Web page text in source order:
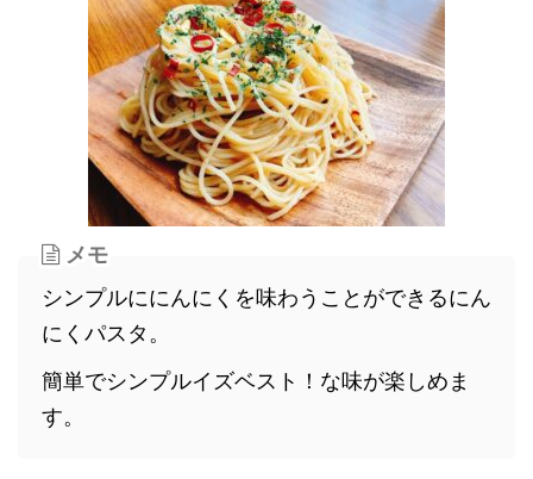
メモ
シンプルににんにくを味わうことができるにん
にくパスタ。
簡単でシンプルイズベスト！な味が楽しめま
す。